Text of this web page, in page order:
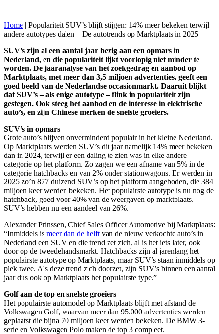
Home | Populariteit SUV’s blijft stijgen: 14% meer bekeken terwijl
andere autotypes dalen – De autotrends op Marktplaats in 2025
SUV’s zijn al een aantal jaar bezig aan een opmars in
Nederland, en die populariteit lijkt voorlopig niet minder te
worden. De jaaranalyse van het zoekgedrag en aanbod op
Marktplaats, met meer dan 3,5 miljoen advertenties, geeft een
goed beeld van de Nederlandse occasionmarkt. Daaruit blijkt
dat SUV’s – als enige autotype – flink in populariteit zijn
gestegen. Ook steeg het aanbod en de interesse in elektrische
auto’s, en zijn Chinese merken de snelste groeiers.
SUV’s in opmars
Grote auto’s blijven onverminderd populair in het kleine Nederland.
Op Marktplaats werden SUV’s dit jaar namelijk 14% meer bekeken
dan in 2024, terwijl er een daling te zien was in elke andere
categorie op het platform. Zo zagen we een afname van 5% in de
categorie hatchbacks en van 2% onder stationwagons. Er werden in
2025 zo’n 877 duizend SUV’s op het platform aangeboden, die 384
miljoen keer werden bekeken. Het populairste autotype is nu nog de
hatchback, goed voor 40% van de weergaven op marktplaats.
SUV’s hebben nu een aandeel van 26%.
Alexander Prinssen, Chief Sales Officer Automotive bij Marktplaats:
“Inmiddels is meer dan de helft van de nieuw verkochte auto’s in
Nederland een SUV en die trend zet zich, al is het iets later, ook
door op de tweedehandsmarkt. Hatchbacks zijn al jarenlang het
populairste autotype op Marktplaats, maar SUV’s staan inmiddels op
plek twee. Als deze trend zich doorzet, zijn SUV’s binnen een aantal
jaar dus ook op Marktplaats het populairste type.”
Golf aan de top en snelste groeiers
Het populairste automodel op Marktplaats blijft met afstand de
Volkswagen Golf, waarvan meer dan 95.000 advertenties werden
geplaatst die bijna 70 miljoen keer werden bekeken. De BMW 3-
serie en Volkswagen Polo maken de top 3 compleet.